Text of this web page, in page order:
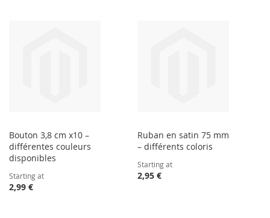
Bouton 3,8 cm x10 –
différentes couleurs
disponibles
Starting at
2,99 €
Ruban en satin 75 mm
– différents coloris
Starting at
2,95 €